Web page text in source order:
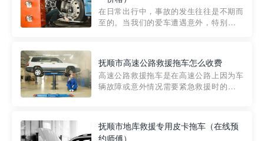
在日常出行中，事故的发生往往是不期而
至的。当我们的爱车遭遇意外，特别是在
细解析一下市区事故救援拖车的收费标
准，以及在选用拖车服务时应注...
抚顺市高速公路救援拖车怎么收费
高速公路救援拖车是在高速公路上因为车
辆故障或意外情况需要紧急救援时的必备
路救援拖车的收费标准是由当地交通管理
抚顺市地库救援专用皮卡拖车（在线预
约师傅）